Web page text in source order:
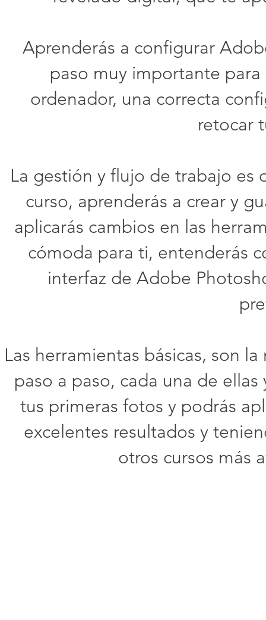
Aprenderás a configurar
paso muy importante
ordenador, una correcta
retocar
La gestión y flujo de trabajo
curso, aprenderás a crear y
aplicarás cambios en las
cómoda para ti, entenderás
interfaz de Adobe
Las herramientas básicas, son
paso a paso, cada una de
tus primeras fotos y podrás
excelentes resultados y
otros cursos más